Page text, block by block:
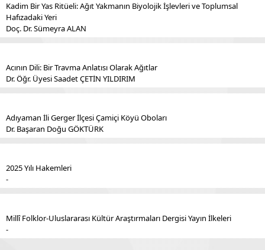
Kadim Bir Yas Ritüeli: Ağıt Yakmanın Biyolojik İşlevleri ve Toplumsal
Hafızadaki Yeri
Doç. Dr. Sümeyra ALAN
Acının Dili: Bir Travma Anlatısı Olarak Ağıtlar
Dr. Öğr. Üyesi Saadet ÇETİN YILDIRIM
Adıyaman İli Gerger İlçesi Çamiçi Köyü Oboları
Dr. Başaran Doğu GÖKTÜRK
2025 Yılı Hakemleri
-
Millî Folklor-Uluslararası Kültür Araştırmaları Dergisi Yayın İlkeleri
-